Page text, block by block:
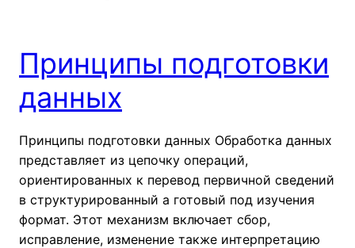
Принципы подготовки
данных
Принципы подготовки данных Обработка данных
представляет из цепочку операций,
ориентированных к перевод первичной сведений
в структурированный а готовый под изучения
формат. Этот механизм включает сбор,
исправление, изменение также интерпретацию